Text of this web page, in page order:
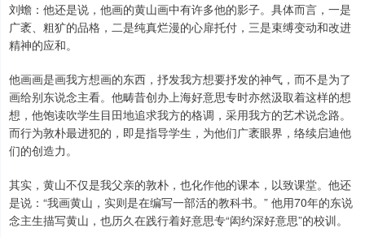
刘蟾：他还是说，他画的黄山画中有许多他的影子。具体而言，一是
广袤、粗犷的品格，二是纯真烂漫的心扉托付，三是束缚变动和改进
精神的应和。
他画画是画我方想画的东西，抒发我方想要抒发的神气，而不是为了
画给别东说念主看。他畴昔创办上海好意思专时亦然汲取着这样的想
想，他饱读吹学生目田地追求我方的格调，采用我方的艺术说念路。
而行为敦朴最进犯的，即是指导学生，为他们广袤眼界，络续启迪他
们的创造力。
其实，黄山不仅是我父亲的敦朴，也化作他的课本，以致课堂。他还
是说：“我画黄山，实则是在编写一部活的教科书。” 他用70年的东说
念主生描写黄山，也历久在践行着好意思专“闳约深好意思”的校训。